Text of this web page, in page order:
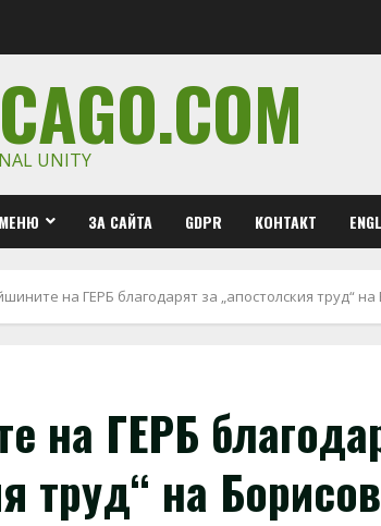
UNITY
МЕНЮ ЗА САЙТА GDPR КОНТАКТ
на ГЕРБ благодарят за „апостолския труд“ на
на ГЕРБ
труд“ на Борисов